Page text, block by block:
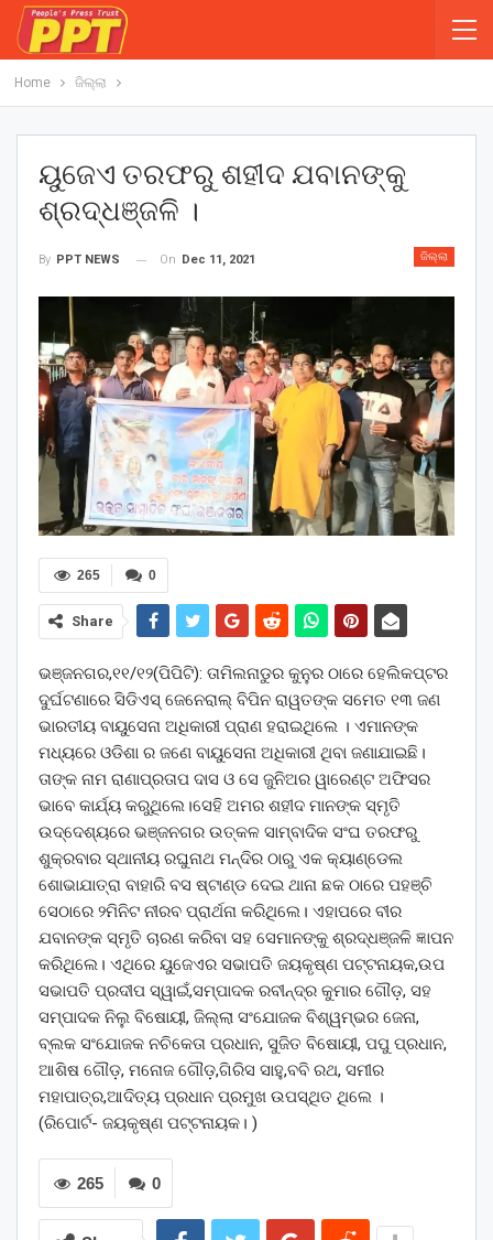
Home ଜିଲ୍ଲା
ୟୁଜେଏ ତରଫରୁ ଶହୀଦ ଯବାନଙ୍କୁ
ଶ୍ରଦ୍ଧଞ୍ଜଳି ।
ଜିଲ୍ଲା
By PPT NEWS On Dec 11, 2021
0
265
Share
ଭଞ୍ଜନଗର,୧୧/୧୨(ପିପିଟି): ତାମିଲନାଡୁର କୁନୁର ଠାରେ ହେଲିକପ୍ଟର
ଦୁର୍ଘଟଣାରେ ସିଡିଏସ୍ ଜେନେରାଲ୍ ବିପିନ ରାୱତଙ୍କ ସମେତ ୧୩ ଜଣ
ଭାରତୀୟ ବାୟୁସେନା ଅଧିକାରୀ ପ୍ରାଣ ହରାଇଥିଲେ । ଏମାନଙ୍କ
ମଧ୍ୟରେ ଓଡିଶା ର ଜଣେ ବାୟୁସେନା ଅଧିକାରୀ ଥିବା ଜଣାଯାଇଛି।
ତାଙ୍କ ନାମ ରାଣାପ୍ରତାପ ଦାସ ଓ ସେ ଜୁନିଅର ୱାରେଣ୍ଟ ଅଫିସର
ଭାବେ କାର୍ଯ୍ୟ କରୁଥିଲେ।ସେହି ଅମର ଶହୀଦ ମାନଙ୍କ ସ୍ମୃତି
ଉଦ୍ଦେଶ୍ୟରେ ଭଞ୍ଜନଗର ଉତ୍କଳ ସାମ୍ବାଦିକ ସଂଘ ତରଫରୁ
ଶୁକ୍ରବାର ସ୍ଥାନୀୟ ରଘୁନାଥ ମନ୍ଦିର ଠାରୁ ଏକ କ୍ୟାଣ୍ଡେଲ
ଶୋଭାଯାତ୍ରା ବାହାରି ବସ ଷ୍ଟାଣ୍ଡ ଦେଇ ଥାନା ଛକ ଠାରେ ପହଞ୍ଚି
ସେଠାରେ ୨ମିନିଟ ନୀରବ ପ୍ରାର୍ଥନା କରିଥିଲେ। ଏହାପରେ ବୀର
ଯବାନଙ୍କ ସ୍ମୃତି ଚାରଣ କରିବା ସହ ସେମାନଙ୍କୁ ଶ୍ରଦ୍ଧଞ୍ଜଳି ଜ୍ଞାପନ
କରିଥିଲେ। ଏଥିରେ ୟୁଜେଏର ସଭାପତି ଜୟକୃଷ୍ଣ ପଟ୍ଟନାୟକ,ଉପ
ସଭାପତି ପ୍ରଦୀପ ସ୍ୱାଇଁ,ସମ୍ପାଦକ ରବୀନ୍ଦ୍ର କୁମାର ଗୌଡ଼, ସହ
ସମ୍ପାଦକ ନିଲୁ ବିଷୋୟୀ, ଜିଲ୍ଲା ସଂଯୋଜକ ବିଶ୍ୱମ୍ଭର ଜେନା,
ବ୍ଲକ ସଂଯୋଜକ ନଚିକେତା ପ୍ରଧାନ, ସୁଜିତ ବିଷୋୟୀ, ପପୁ ପ୍ରଧାନ,
ଆଶିଷ ଗୌଡ଼, ମନୋଜ ଗୌଡ଼,ଗିରିସ ସାହୁ,ବବି ରଥ, ସମୀର
ମହାପାତ୍ର,ଆଦିତ୍ୟ ପ୍ରଧାନ ପ୍ରମୁଖ ଉପସ୍ଥିତ ଥିଲେ ।
(ରିପୋର୍ଟ- ଜୟକୃଷ୍ଣ ପଟ୍ଟନାୟକ। )
0
265